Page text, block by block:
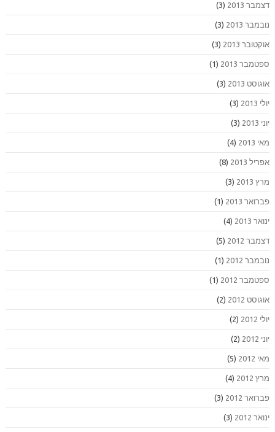
דצמבר 2013 (3)
נובמבר 2013 (3)
אוקטובר 2013 (3)
ספטמבר 2013 (1)
אוגוסט 2013 (3)
יולי 2013 (3)
יוני 2013 (3)
מאי 2013 (4)
אפריל 2013 (8)
מרץ 2013 (3)
פברואר 2013 (1)
ינואר 2013 (4)
דצמבר 2012 (5)
נובמבר 2012 (1)
ספטמבר 2012 (1)
אוגוסט 2012 (2)
יולי 2012 (2)
יוני 2012 (2)
מאי 2012 (5)
מרץ 2012 (4)
פברואר 2012 (3)
ינואר 2012 (3)